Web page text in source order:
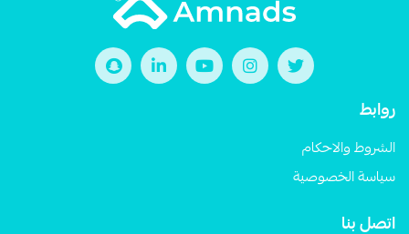
روابط
الشروط والاحكام
سياسة الخصوصية
اتصل بنا